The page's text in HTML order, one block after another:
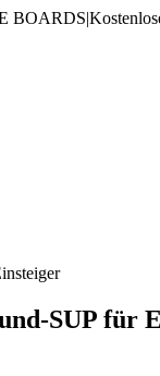
BOARDS|
SUP für